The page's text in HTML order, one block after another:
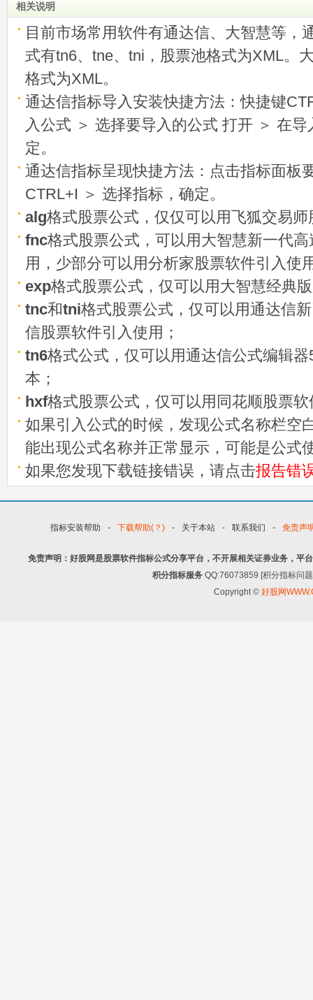
相关说明
目前市场常用软件有通达信、大智慧等，
式有tn6、tne、tni，股票池格式为XML。
格式为XML。
通达信指标导入安装快捷方法：快捷键
入公式 ＞ 选择要导入的公式 打开 ＞ 在
定。
通达信指标呈现快捷方法：点击指标面板
CTRL+I ＞ 选择指标，确定。
alg格式股票公式，仅仅可以用飞狐交易
fnc格式股票公式，可以用大智慧新一代
用，少部分可以用分析家股票软件引入使
exp格式股票公式，仅可以用大智慧经典
tnc和tni格式股票公式，仅可以用通达信
信股票软件引入使用；
tn6格式公式，仅可以用通达信公式编辑
本；
hxf格式股票公式，仅可以用同花顺股票
如果引入公式的时候，发现公式名称栏空
能出现公式名称并正常显示，可能是公式
如果您发现下载链接错误，请点击报告错
指标安装帮助 - 下载帮助(？) - 关于本站 - 联系我们 - 免责声
免责声明：好股网是股票软件指标公式分享平台，不开展相关证券业务，平
积分指标服务 QQ:76073859 [积分指标问
Copyright © 好股网